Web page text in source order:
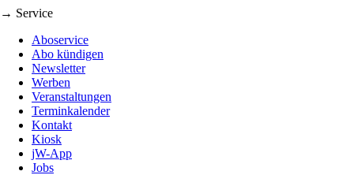
→ Service
Aboservice
Abo kündigen
Newsletter
Werben
Veranstaltungen
Terminkalender
Kontakt
Kiosk
jW-App
Jobs